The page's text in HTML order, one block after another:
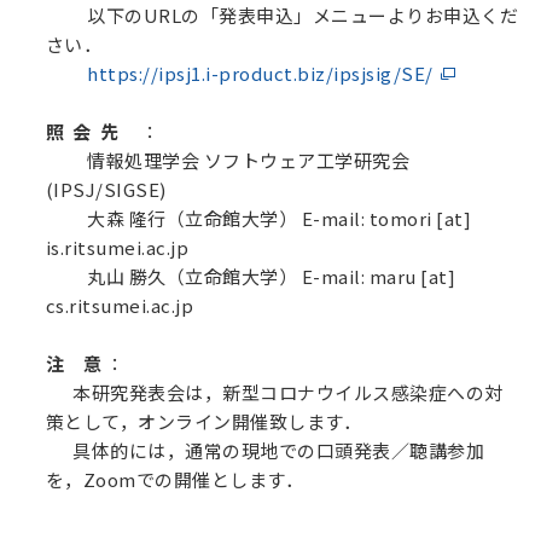
以下のURLの「発表申込」メニューよりお申込くだ
さい．
https://ipsj1.i-product.biz/ipsjsig/SE/
照 会 先 ：
情報処理学会 ソフトウェア工学研究会
(IPSJ/SIGSE)
大森 隆行（立命館大学） E-mail: tomori [at]
is.ritsumei.ac.jp
丸山 勝久（立命館大学） E-mail: maru [at]
cs.ritsumei.ac.jp
注 意 ：
本研究発表会は，新型コロナウイルス感染症への対
策として，オンライン開催致します．
具体的には，通常の現地での口頭発表／聴講参加
を，Zoomでの開催とします．